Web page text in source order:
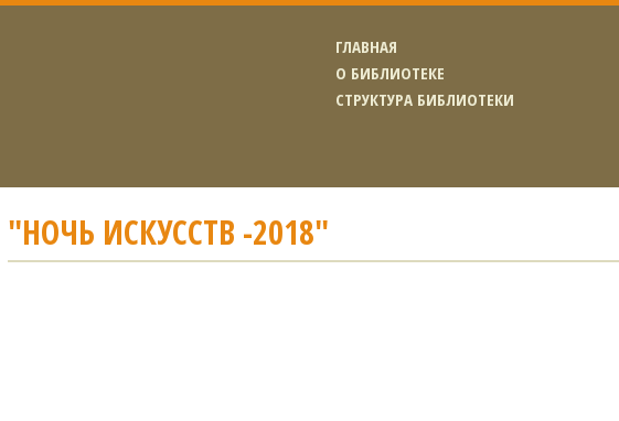
ГЛАВНАЯ
О БИБЛИОТЕКЕ
СТРУКТУРА БИБЛИОТЕКИ
"НОЧЬ ИСКУССТВ -2018"